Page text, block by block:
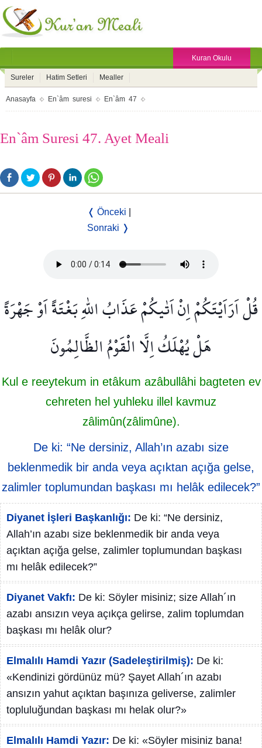
Kuran Okulu
Sureler Hatim Setleri Mealler
Anasayfa En`âm suresi En`âm 47
En`âm Suresi 47. Ayet Meali
❬ Önceki
Sonraki ❭
قُلْ اَرَاَيْتَكُمْ اِنْ اَتٰيكُمْ عَذَابُ اللّٰهِ بَغْتَةً اَوْ جَهْرَةً
هَلْ يُهْلَكُ اِلَّا الْقَوْمُ الظَّالِمُونَ
Kul e reeytekum in etâkum azâbullâhi bagteten ev
cehreten hel yuhleku illel kavmuz
zâlimûn(zâlimûne).
De ki: “Ne dersiniz, Allah’ın azabı size
beklenmedik bir anda veya açıktan açığa gelse,
zalimler toplumundan başkası mı helâk edilecek?”
Diyanet İşleri Başkanlığı: De ki: “Ne dersiniz,
Allah’ın azabı size beklenmedik bir anda veya
açıktan açığa gelse, zalimler toplumundan başkası
mı helâk edilecek?”
Diyanet Vakfı: De ki: Söyler misiniz; size Allah´ın
azabı ansızın veya açıkça gelirse, zalim toplumdan
başkası mı helâk olur?
Elmalılı Hamdi Yazır (Sadeleştirilmiş): De ki:
«Kendinizi gördünüz mü? Şayet Allah´ın azabı
ansızın yahut açıktan başınıza geliverse, zalimler
topluluğundan başkası mı helak olur?»
Elmalılı Hamdi Yazır: De ki: «Söyler misiniz bana!